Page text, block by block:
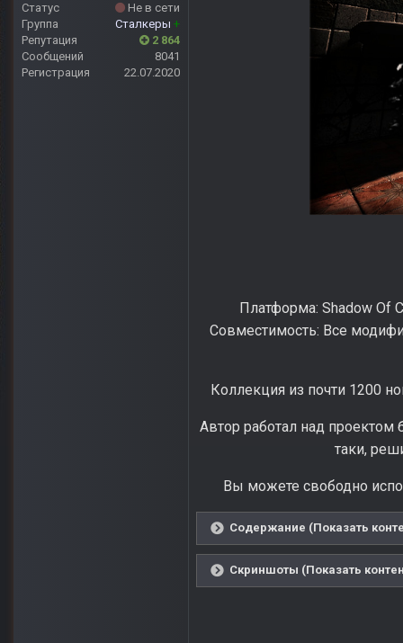
Статус
Не в сети
Группа
Сталкеры +
Репутация
2 864
Сообщений
8041
Регистрация
22.07.2020
Платформа: Shadow Of
Совместимость: Все
Коллекция из почти 1200
Автор работал над проектом
таки,
Вы можете свободно
Содержание (Показать
Скриншоты (Показать